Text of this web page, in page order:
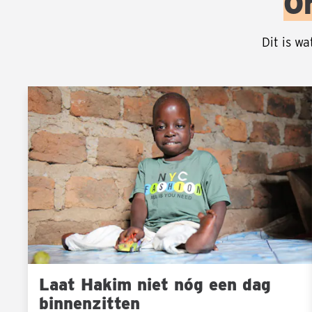
Dit is
Sla carousel over
Laat Hakim niet nóg een dag
binnenzitten
Laat
Hakim
niet
nóg
een
dag
binnenzitten